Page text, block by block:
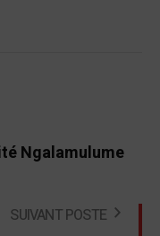
Ngalamulume
SUIVANT POSTE